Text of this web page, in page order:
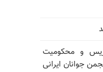
و محکومیت
جوانان ایرانی